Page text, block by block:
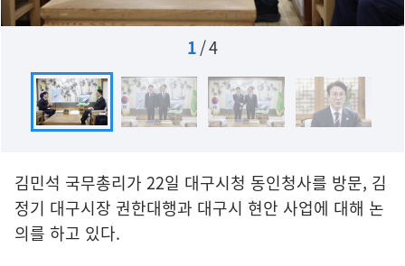
1/4
김민석 국무총리가 22일 대구시청 동인청사를 방문, 김
정기 대구시장 권한대행과 대구시 현안 사업에 대해 논
의를 하고 있다.